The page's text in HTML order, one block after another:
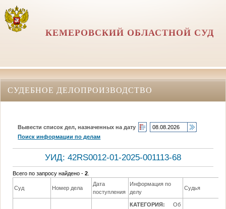
КЕМЕРОВСКИЙ ОБЛАСТНОЙ СУД
СУДЕБНОЕ ДЕЛОПРОИЗВОДСТВО
Вывести список дел, назначенных на дату
Поиск информации по делам
УИД: 42RS0012-01-2025-001113-68
Всего по запросу найдено -2
Суд Номер дела
Дата
поступления
Информация по
делу
Судья
КАТЕГОРИЯ:
Об